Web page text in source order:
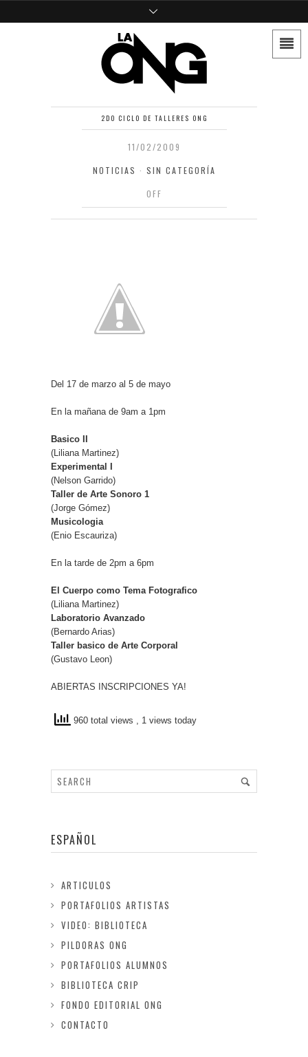
2DO CICLO DE TALLERES ONG
11/02/2009
NOTICIAS · SIN CATEGORÍA
OFF
Del 17 de marzo al 5 de mayo
En la mañana de 9am a 1pm
Basico II
(Liliana Martinez)
Experimental I
(Nelson Garrido)
Taller de Arte Sonoro 1
(Jorge Gómez)
Musicologia
(Enio Escauriza)
En la tarde de 2pm a 6pm
El Cuerpo como Tema Fotografico
(Liliana Martinez)
Laboratorio Avanzado
(Bernardo Arias)
Taller basico de Arte Corporal
(Gustavo Leon)
ABIERTAS INSCRIPCIONES YA!
960 total views , 1 views today
ESPAÑOL
ARTICULOS
PORTAFOLIOS ARTISTAS
VIDEO: BIBLIOTECA
PILDORAS ONG
PORTAFOLIOS ALUMNOS
BIBLIOTECA CRIP
FONDO EDITORIAL ONG
CONTACTO